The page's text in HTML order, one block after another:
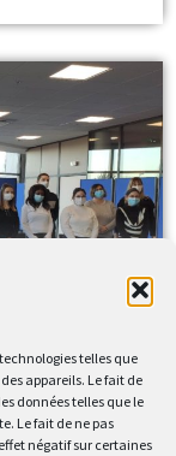
telles que
appareils. Le fait de
données telles que le
Le fait de ne pas
négatif sur certaines
sur-motivés se